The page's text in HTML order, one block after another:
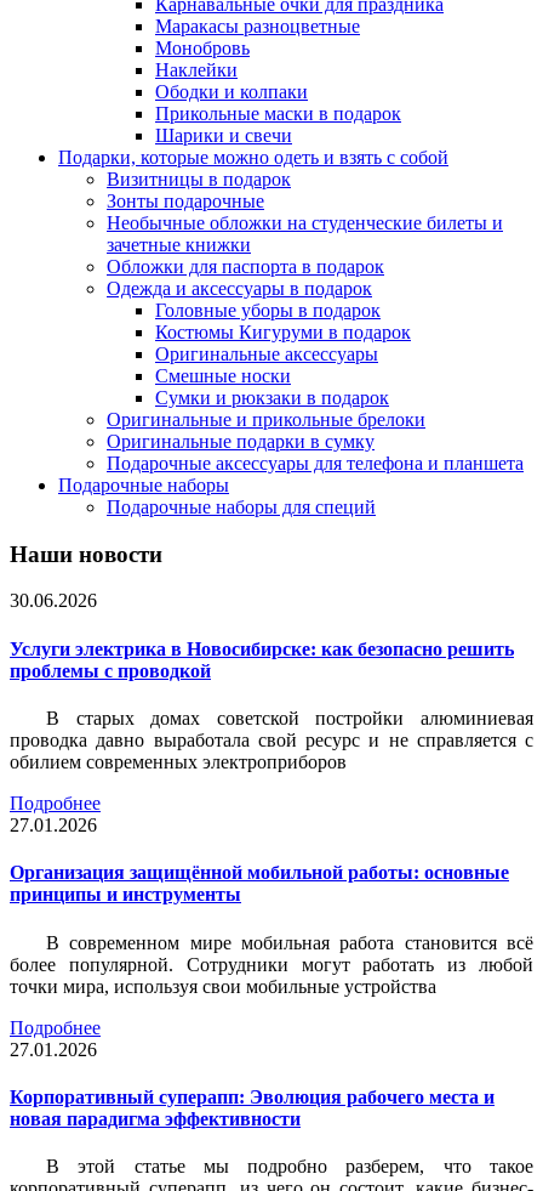
Карнавальные очки для праздника
Маракасы разноцветные
Монобровь
Наклейки
Ободки и колпаки
Прикольные маски в подарок
Шарики и свечи
Подарки, которые можно одеть и взять с собой
Визитницы в подарок
Зонты подарочные
Необычные обложки на студенческие билеты и
зачетные книжки
Обложки для паспорта в подарок
Одежда и аксессуары в подарок
Головные уборы в подарок
Костюмы Кигуруми в подарок
Оригинальные аксессуары
Смешные носки
Сумки и рюкзаки в подарок
Оригинальные и прикольные брелоки
Оригинальные подарки в сумку
Подарочные аксессуары для телефона и планшета
Подарочные наборы
Подарочные наборы для специй
Наши новости
30.06.2026
Услуги электрика в Новосибирске: как безопасно решить
проблемы с проводкой
В старых домах советской постройки алюминиевая
проводка давно выработала свой ресурс и не справляется с
обилием современных электроприборов
Подробнее
27.01.2026
Организация защищённой мобильной работы: основные
принципы и инструменты
В современном мире мобильная работа становится всё
более популярной. Сотрудники могут работать из любой
точки мира, используя свои мобильные устройства
Подробнее
27.01.2026
Корпоративный суперапп: Эволюция рабочего места и
новая парадигма эффективности
В этой статье мы подробно разберем, что такое